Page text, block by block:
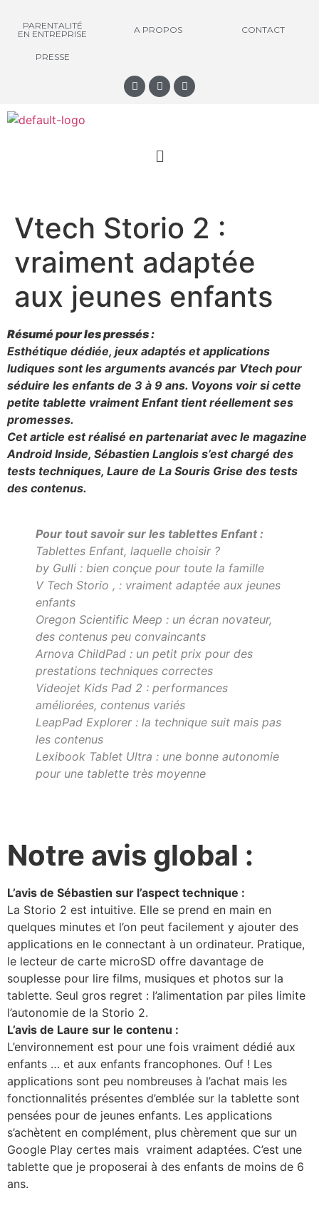
PARENTALITÉ
EN ENTREPRISE
A PROPOS CONTACT
PRESSE
Vtech Storio 2 :
vraiment adaptée
aux jeunes enfants
Résumé pour les pressés :
Esthétique dédiée, jeux adaptés et applications
ludiques sont les arguments avancés par Vtech pour
séduire les enfants de 3 à 9 ans. Voyons voir si cette
petite tablette vraiment Enfant tient réellement ses
promesses.
Cet article est réalisé en partenariat avec le magazine
Android Inside, Sébastien Langlois s’est chargé des
tests techniques, Laure de La Souris Grise des tests
des contenus.
Pour tout savoir sur les tablettes Enfant :
Tablettes Enfant, laquelle choisir ?
by Gulli : bien conçue pour toute la famille
V Tech Storio , : vraiment adaptée aux jeunes
enfants
Oregon Scientific Meep : un écran novateur,
des contenus peu convaincants
Arnova ChildPad : un petit prix pour des
prestations techniques correctes
Videojet Kids Pad 2 : performances
améliorées, contenus variés
LeapPad Explorer : la technique suit mais pas
les contenus
Lexibook Tablet Ultra : une bonne autonomie
pour une tablette très moyenne
Notre avis global :
L’avis de Sébastien sur l’aspect technique :
La Storio 2 est intuitive. Elle se prend en main en
quelques minutes et l’on peut facilement y ajouter des
applications en le connectant à un ordinateur. Pratique,
le lecteur de carte microSD offre davantage de
souplesse pour lire films, musiques et photos sur la
tablette. Seul gros regret : l’alimentation par piles limite
l’autonomie de la Storio 2.
L’avis de Laure sur le contenu :
L’environnement est pour une fois vraiment dédié aux
enfants … et aux enfants francophones. Ouf ! Les
applications sont peu nombreuses à l’achat mais les
fonctionnalités présentes d’emblée sur la tablette sont
pensées pour de jeunes enfants. Les applications
s’achètent en complément, plus chèrement que sur un
Google Play certes mais vraiment adaptées. C’est une
tablette que je proposerai à des enfants de moins de 6
ans.